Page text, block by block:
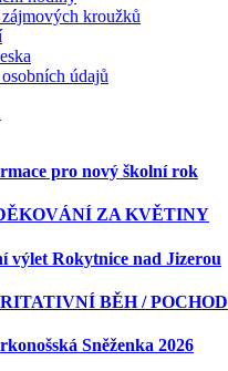
kroužků
údajů
pro nový školní rok
ZA KVĚTINY
výlet Rokytnice nad Jizerou
BĚH / POCHOD
Sněženka 2026